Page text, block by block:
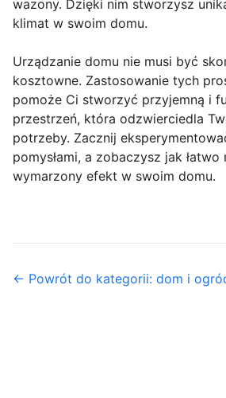
wazony. Dzięki nim stworzysz
klimat w swoim domu.
Urządzanie domu nie musi być
kosztowne. Zastosowanie tych
pomoże Ci stworzyć przyjemną i
przestrzeń, która odzwierciedla
potrzeby. Zacznij
pomysłami, a zobaczysz jak łatwo
wymarzony efekt w swoim domu.
← Powrót do kategorii: dom i